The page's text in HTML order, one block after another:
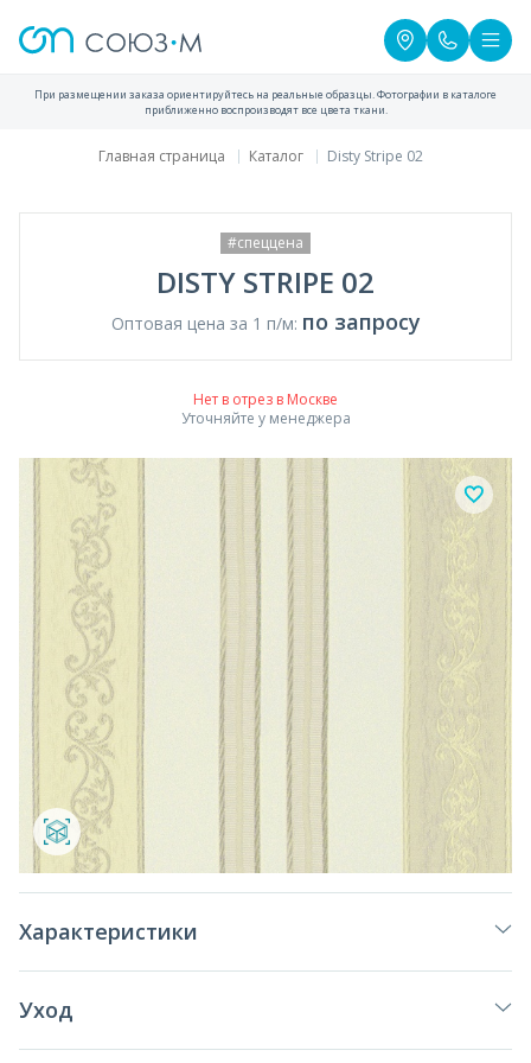
При размещении заказа ориентируйтесь на реальные образцы. Фотографии в каталоге
приближенно воспроизводят все цвета ткани.
Главная страница Каталог Disty Stripe 02
#спеццена
DISTY STRIPE 02
Оптовая цена за 1 п/м: по запросу
Нет в отрез в Москве
Уточняйте у менеджера
Характеристики
Уход